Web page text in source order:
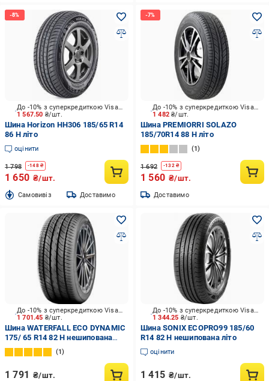
1 567.50 ₴/шт.
До -10% з суперкредиткою Visa Вигода
Шина Horizon HH306 185/65 R14
86 H літо
оцінити
1 798 -148₴
1 650 ₴/шт.
Cамовивіз Доставимо
1 482₴/шт.
До -10% з суперкредиткою Visa Вигода
Шина PREMIORRI SOLAZO
185/70R14 88 H літо
1
1 692 -132₴
1 560 ₴/шт.
Доставимо
1 701.45 ₴/шт.
До -10% з суперкредиткою Visa Вигода
Шина WATERFALL ECO DYNAMIC
175/ 65 R14 82 H нешипована
літо
1
1 791 ₴/шт.
1 344.25 ₴/шт.
До -10% з суперкредиткою Visa Вигода
Шина SONIX ECOPRO99 185/60
R14 82 H нешипована літо
оцінити
1 415 ₴/шт.